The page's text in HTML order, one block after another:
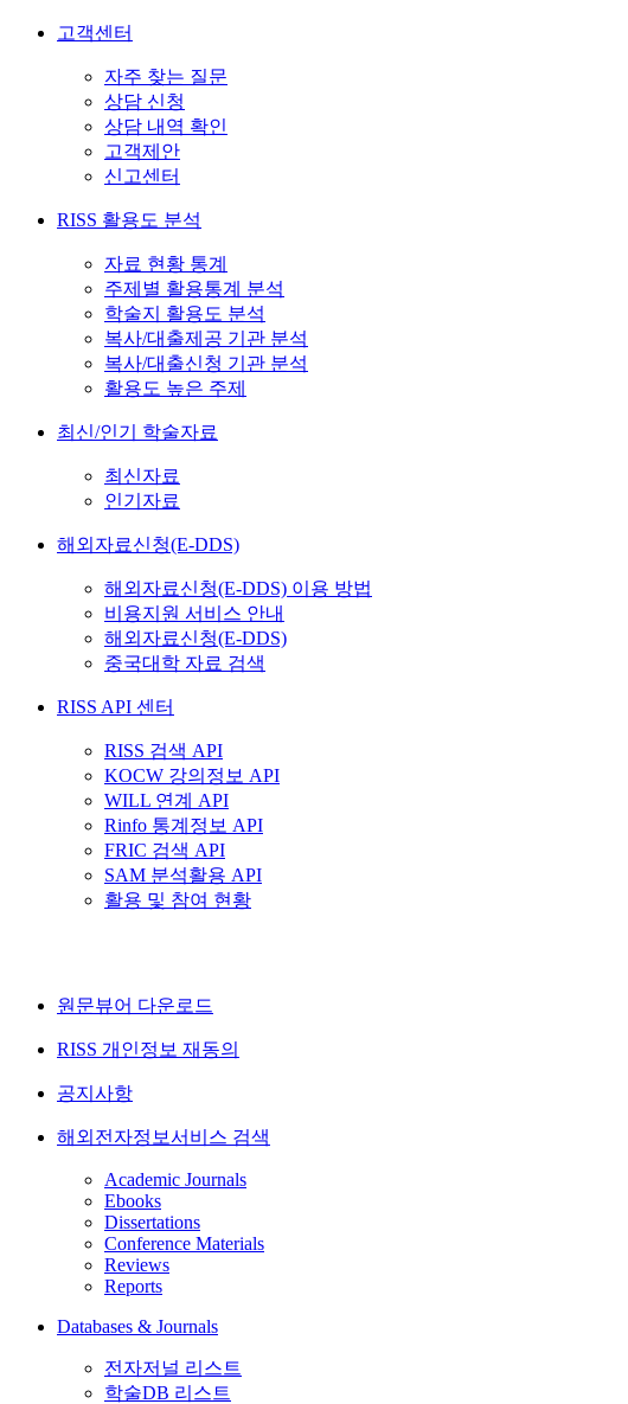
고객센터
자주 찾는 질문
상담 신청
상담 내역 확인
고객제안
신고센터
RISS 활용도 분석
자료 현황 통계
주제별 활용통계 분석
학술지 활용도 분석
복사/대출제공 기관 분석
복사/대출신청 기관 분석
활용도 높은 주제
최신/인기 학술자료
최신자료
인기자료
해외자료신청(E-DDS)
해외자료신청(E-DDS) 이용 방법
비용지원 서비스 안내
해외자료신청(E-DDS)
중국대학 자료 검색
RISS API 센터
RISS 검색 API
KOCW 강의정보 API
WILL 연계 API
Rinfo 통계정보 API
FRIC 검색 API
SAM 분석활용 API
활용 및 참여 현황
원문뷰어 다운로드
RISS 개인정보 재동의
공지사항
해외전자정보서비스 검색
Academic Journals
Ebooks
Dissertations
Conference Materials
Reviews
Reports
Databases & Journals
전자저널 리스트
학술DB 리스트